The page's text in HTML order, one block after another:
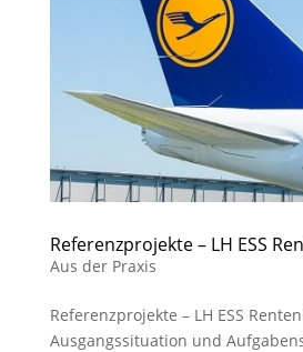
Referenzprojekte – LH ESS
Aus der Praxis
Referenzprojekte – LH ESS
Ausgangssituation und